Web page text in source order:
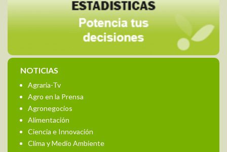
NOTICIAS
Agraria-Tv
Agro en la Prensa
Agronegocios
Alimentación
Ciencia e Innovación
Clima y Medio Ambiente